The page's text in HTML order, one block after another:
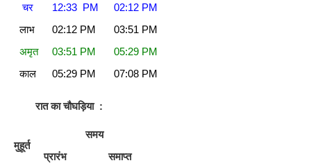
चर
12:33 PM
02:12 PM
लाभ
02:12 PM
03:51 PM
अमृत
03:51 PM
05:29 PM
काल
05:29 PM 07:08 PM
रात का चौघड़िया :
मुहूर्त
समय
प्रारंभ
समाप्त